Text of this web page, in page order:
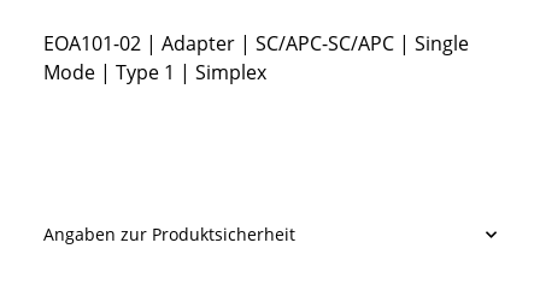
EOA101-02 | Adapter | SC/APC-SC/APC | Single
Mode | Type 1 | Simplex
Angaben zur Produktsicherheit